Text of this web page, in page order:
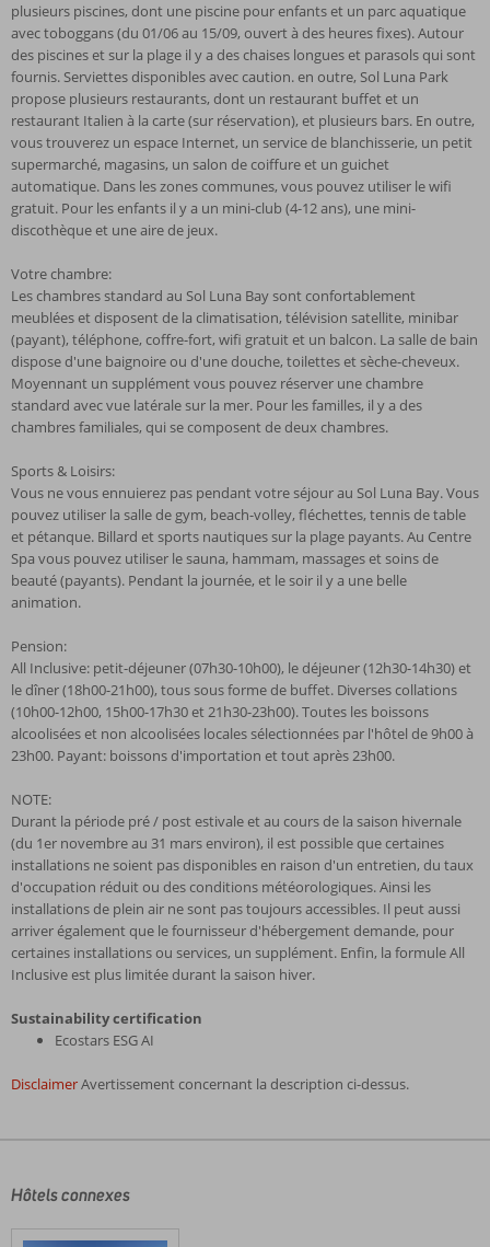
plusieurs piscines, dont une piscine pour enfants et un parc aquatique
avec toboggans (du 01/06 au 15/09, ouvert à des heures fixes). Autour
des piscines et sur la plage il y a des chaises longues et parasols qui sont
fournis. Serviettes disponibles avec caution. en outre, Sol Luna Park
propose plusieurs restaurants, dont un restaurant buffet et un
restaurant Italien à la carte (sur réservation), et plusieurs bars. En outre,
vous trouverez un espace Internet, un service de blanchisserie, un petit
supermarché, magasins, un salon de coiffure et un guichet
automatique. Dans les zones communes, vous pouvez utiliser le wifi
gratuit. Pour les enfants il y a un mini-club (4-12 ans), une mini-
discothèque et une aire de jeux.
Votre chambre:
Les chambres standard au Sol Luna Bay sont confortablement
meublées et disposent de la climatisation, télévision satellite, minibar
(payant), téléphone, coffre-fort, wifi gratuit et un balcon. La salle de bain
dispose d'une baignoire ou d'une douche, toilettes et sèche-cheveux.
Moyennant un supplément vous pouvez réserver une chambre
standard avec vue latérale sur la mer. Pour les familles, il y a des
chambres familiales, qui se composent de deux chambres.
Sports & Loisirs:
Vous ne vous ennuierez pas pendant votre séjour au Sol Luna Bay. Vous
pouvez utiliser la salle de gym, beach-volley, fléchettes, tennis de table
et pétanque. Billard et sports nautiques sur la plage payants. Au Centre
Spa vous pouvez utiliser le sauna, hammam, massages et soins de
beauté (payants). Pendant la journée, et le soir il y a une belle
animation.
Pension:
All Inclusive: petit-déjeuner (07h30-10h00), le déjeuner (12h30-14h30) et
le dîner (18h00-21h00), tous sous forme de buffet. Diverses collations
(10h00-12h00, 15h00-17h30 et 21h30-23h00). Toutes les boissons
alcoolisées et non alcoolisées locales sélectionnées par l'hôtel de 9h00 à
23h00. Payant: boissons d'importation et tout après 23h00.
NOTE:
Durant la période pré / post estivale et au cours de la saison hivernale
(du 1er novembre au 31 mars environ), il est possible que certaines
installations ne soient pas disponibles en raison d'un entretien, du taux
d'occupation réduit ou des conditions météorologiques. Ainsi les
installations de plein air ne sont pas toujours accessibles. Il peut aussi
arriver également que le fournisseur d'hébergement demande, pour
certaines installations ou services, un supplément. Enfin, la formule All
Inclusive est plus limitée durant la saison hiver.
Sustainability certification
Ecostars ESG AI
DisclaimerAvertissement concernant la description ci-dessus.
écrits
nos
Hôtels connexes